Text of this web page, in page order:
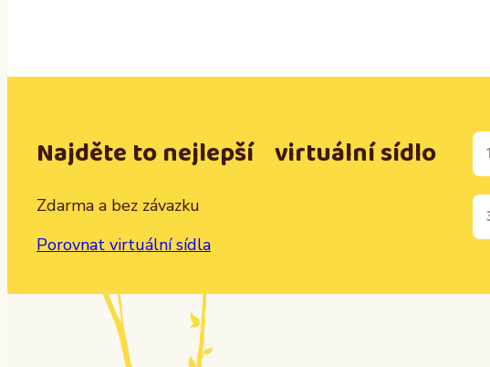
Najděte to nejlepší virtuální sídlo
Zdarma a bez závazku
Porovnat virtuální sídla